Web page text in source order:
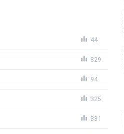
44
329
94
325
331